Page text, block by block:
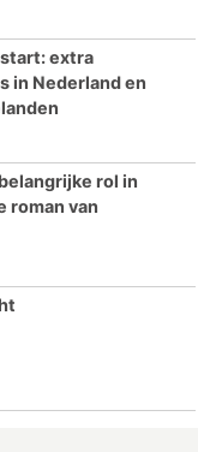
extra
in Nederland en
rol in
roman van